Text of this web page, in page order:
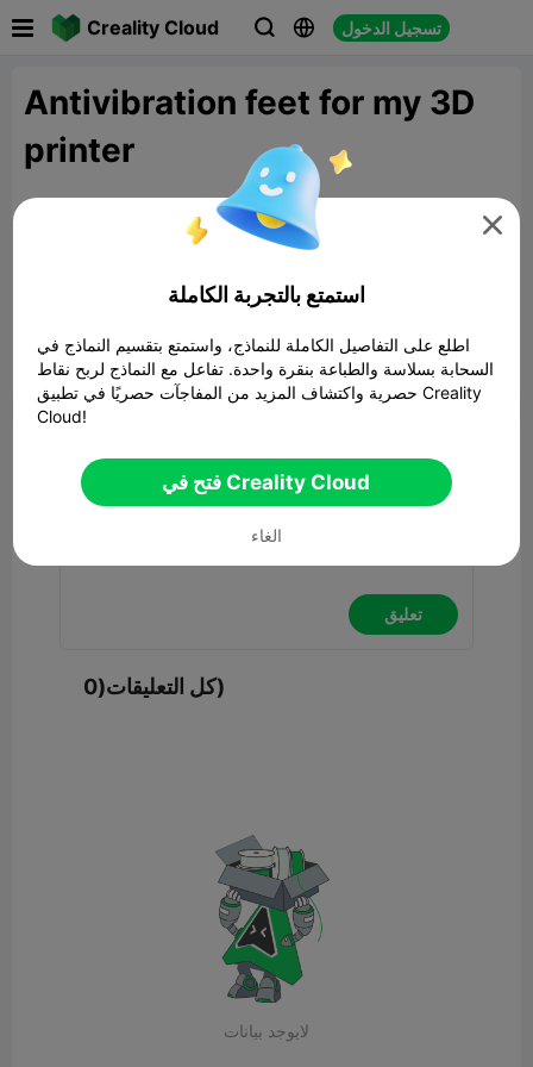
Creality Cloud   تسجيل الدخول
Antivibration feet for my 3D
printer
Science SniperYT متابعة
https://youtube.com/shorts/TlAOix84kyk?si=Ft4YMv0_m1-
 ابلاغ 3  
تعليق
كل التعليقات(0)
لايوجد بيانات

استمتع بالتجربة الكاملة
اطلع على التفاصيل الكاملة للنماذج، واستمتع بتقسيم النماذج في
السحابة بسلاسة والطباعة بنقرة واحدة. تفاعل مع النماذج لربح نقاط
حصرية واكتشاف المزيد من المفاجآت حصريًا في تطبيق Creality
Cloud!
فتح في Creality Cloud
الغاء